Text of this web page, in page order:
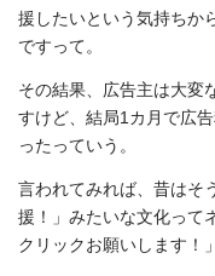
援したいという気持ちか
ですって。
その結果、広告主は大変
すけど、結局1カ月で広
ったっていう。
言われてみれば、昔はそ
援！」みたいな文化って
クリックお願いします！